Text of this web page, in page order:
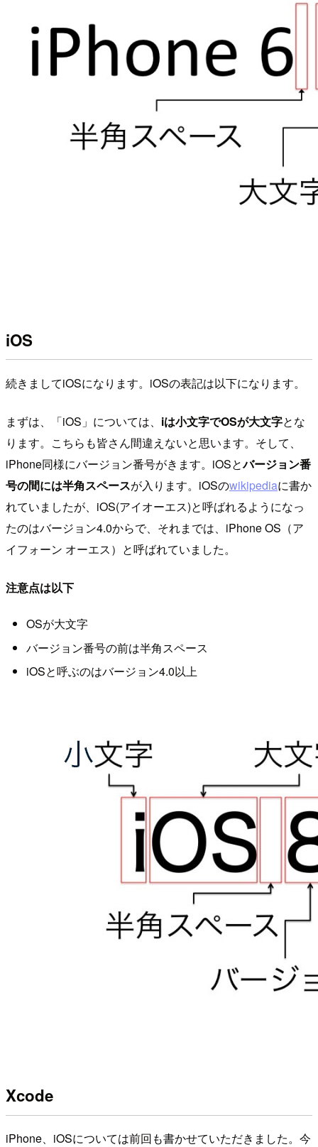
iOS
続きましてiOSになります。iOSの表記は以下になります。
まずは、「iOS」については、 iは小文字でOSが大文字とな
ります。こちらも皆さん間違えないと思います。そして、
iPhone同様にバージョン番号がきます。iOSとバージョン番
号の間には半角スペースが入ります。iOSのwikipediaに書か
れていましたが、iOS(アイオーエス)と呼ばれるようになっ
たのはバージョン4.0からで、それまでは、iPhone OS（ア
イフォーン オーエス）と呼ばれていました。
注意点は以下
OSが大文字
バージョン番号の前は半角スペース
iOSと呼ぶのはバージョン4.0以上
Xcode
iPhone、iOSについては前回も書かせていただきました。今